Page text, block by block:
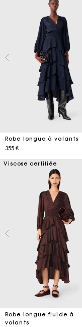
Robe longue à volants
355 €
Viscose certifiée
Robe longue fluide à
volants